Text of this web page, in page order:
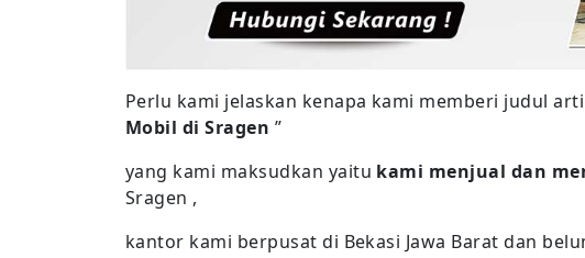
Perlu kami jelaskan kenapa kami memberi judul
Mobil di Sragen ”
yang kami maksudkan yaitu kami menjual dan
Sragen ,
kantor kami berpusat di Bekasi Jawa Barat dan